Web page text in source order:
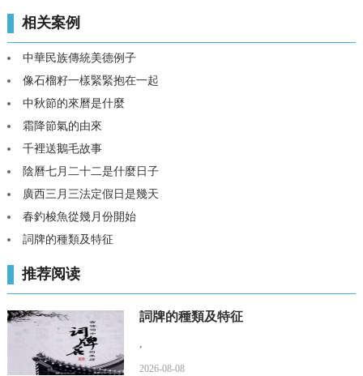
相关案例
中華民族傳統美德例子
像石榴籽一樣緊緊抱在一起
中秋節的來曆是什麼
霜降節氣的由來
千裡送鵝毛故事
陰曆七月二十二是什麼日子
廣西三月三法定假日是幾天
春釣梭魚從幾月份開始
詞牌的種類及特征
推荐阅读
詞牌的種類及特征
2026-08-08